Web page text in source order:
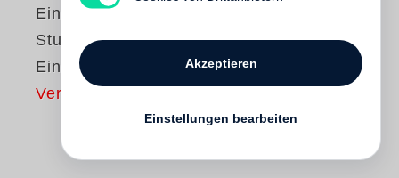
Ein weites Feld /
Studienausgabe in
Einzelbänden
Vergriffen
Akzeptieren
Einstellungen bearbeiten